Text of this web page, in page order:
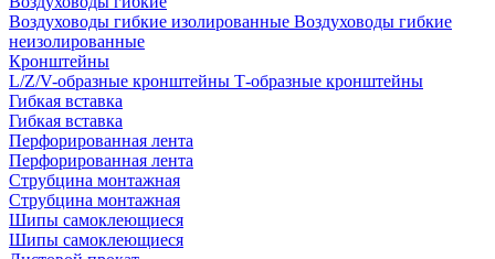
Воздуховоды гибкие изолированные Воздуховоды гибкие
неизолированные
Кронштейны
L/Z/V-образные кронштейны Т-образные кронштейны
Гибкая вставка
Гибкая вставка
Перфорированная лента
Перфорированная лента
Струбцина монтажная
Струбцина монтажная
Шипы самоклеющиеся
Шипы самоклеющиеся